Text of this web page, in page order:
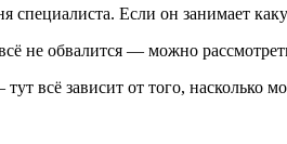
специалиста. Если он занимает
не обвалится — можно
всё зависит от того,